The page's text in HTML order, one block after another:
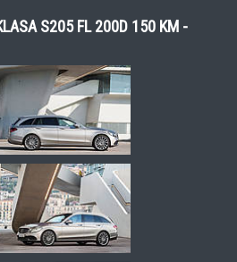
S205 FL 200D 150 KM -